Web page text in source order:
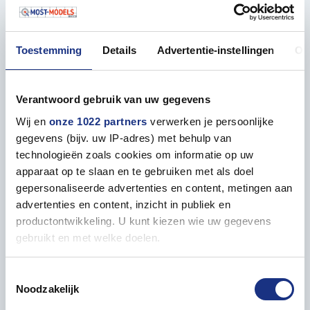
Toestemming Details Advertentie-instellingen
Verantwoord gebruik van uw gegevens
Wij en onze 1022 partners verwerken je persoonlijke
gegevens (bijv. uw IP-adres) met behulp van
technologieën zoals cookies om informatie op uw
apparaat op te slaan en te gebruiken met als doel
gepersonaliseerde advertenties en content, metingen aan
advertenties en content, inzicht in publiek en
productontwikkeling. U kunt kiezen wie uw gegevens
gebruikt en met welke doelen.
Informatie verzamelen over uw geografische locatie,
Noodzakelijk
je aan dit model werkt, ervaar je niet alleen
ontspanning en concentratie, maar ook de trots die
de kracht en het vakmanschap van de USS Ohio
weerspiegelt. Dit bouwpakket is een unieke
een stukje van de onderzeewereld in huis te halen.
Bestel vandaag nog bij Most-Models.com en voeg
deze indrukwekkende onderzeeër toe aan je
winkelwagen!
Kenmerken:
- Schaal 1:350, perfect voor een gedetailleerde
weergave van de USS Ohio
- Beeldt de legendarische Ohio-klasse onderzeeër uit,
oorspronkelijk uitgerust met 24 Trident ballistische